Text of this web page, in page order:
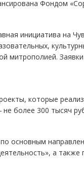
Фондом
инициатива на
митрополией.
которые
более 300 тысяч
основным
а